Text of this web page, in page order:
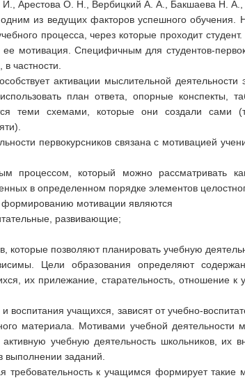
Арестова О. Н., Вербицкий А. А., Бакшаева Н. А.,
из ведущих факторов успешного обучения.
процесса, через которые проходит
мотивация. Специфичным для студентов-
частности.
активации мыслительной
план ответа, опорные конспекты,
теми схемами, которые они создали сами
первокурсников связана с мотивацией
процессом, который можно рассматривать
в определенном порядке элементов
мотивации являются
развивающие;
которые позволяют планировать учебную
Цели образования определяют
их прилежание, старательность, отношение
учащихся, зависят от учебно-
материала. Мотивами учебной деятельности
учебную деятельность школьников, их
выполнении заданий.
к учащимся формирует такие